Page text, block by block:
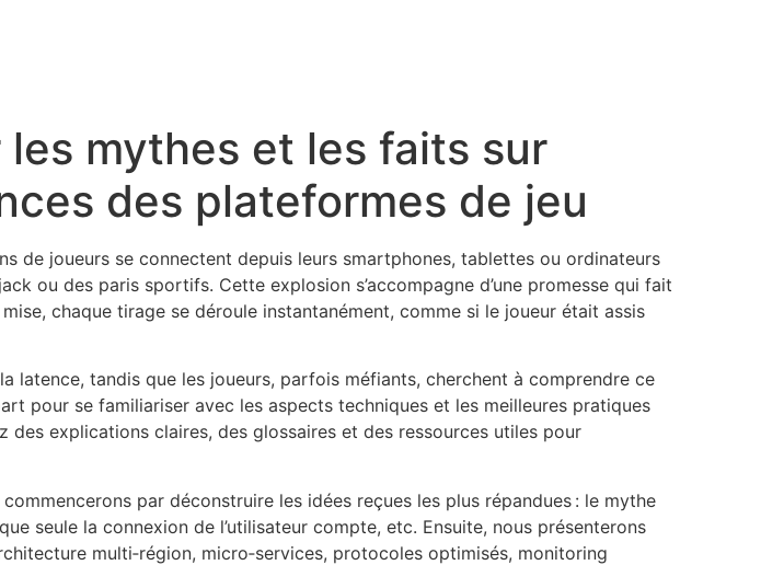
les mythes et les faits sur
des plateformes de jeu
de joueurs se connectent depuis leurs smartphones, tablettes ou ordinateurs
ou des paris sportifs. Cette explosion s’accompagne d’une promesse qui fait
chaque tirage se déroule instantanément, comme si le joueur était assis
latence, tandis que les joueurs, parfois méfiants, cherchent à comprendre ce
pour se familiariser avec les aspects techniques et les meilleures pratiques
des explications claires, des glossaires et des ressources utiles pour
par déconstruire les idées reçues les plus répandues : le mythe
seule la connexion de l’utilisateur compte, etc. Ensuite, nous présenterons
multi‑région, micro‑services, protocoles optimisés, monitoring